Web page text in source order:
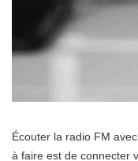
Écouter la radio FM
à faire est de connecter